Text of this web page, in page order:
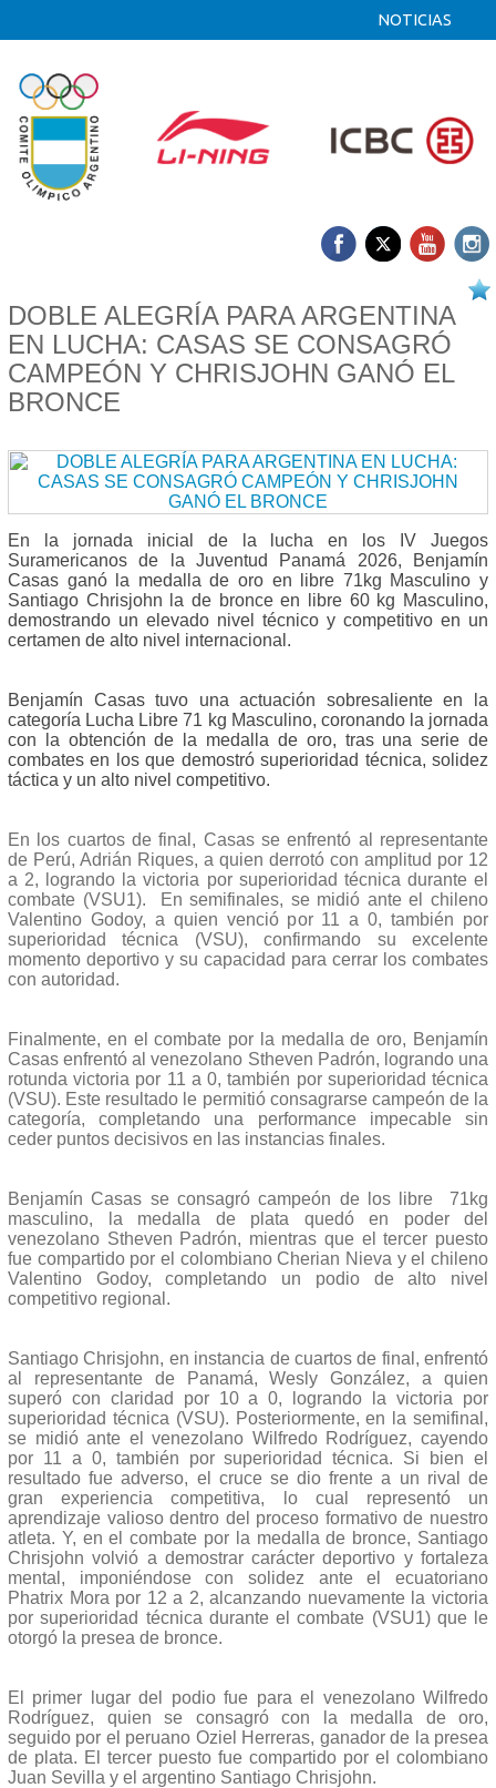
NOTICIAS
DOBLE ALEGRÍA PARA ARGENTINA
EN LUCHA: CASAS SE CONSAGRÓ
CAMPEÓN Y CHRISJOHN GANÓ EL
BRONCE
En la jornada inicial de la lucha en los IV Juegos
Suramericanos de la Juventud Panamá 2026, Benjamín
Casas ganó la medalla de oro en libre 71kg Masculino y
Santiago Chrisjohn la de bronce en libre 60 kg Masculino,
demostrando un elevado nivel técnico y competitivo en un
certamen de alto nivel internacional.
Benjamín Casas tuvo una actuación sobresaliente en la
categoría Lucha Libre 71 kg Masculino, coronando la jornada
con la obtención de la medalla de oro, tras una serie de
combates en los que demostró superioridad técnica, solidez
táctica y un alto nivel competitivo.
En los cuartos de final, Casas se enfrentó al representante
de Perú, Adrián Riques, a quien derrotó con amplitud por 12
a 2, logrando la victoria por superioridad técnica durante el
combate (VSU1). En semifinales, se midió ante el chileno
Valentino Godoy, a quien venció por 11 a 0, también por
superioridad técnica (VSU), confirmando su excelente
momento deportivo y su capacidad para cerrar los combates
con autoridad.
Finalmente, en el combate por la medalla de oro, Benjamín
Casas enfrentó al venezolano Stheven Padrón, logrando una
rotunda victoria por 11 a 0, también por superioridad técnica
(VSU). Este resultado le permitió consagrarse campeón de la
categoría, completando una performance impecable sin
ceder puntos decisivos en las instancias finales.
Benjamín Casas se consagró campeón de los libre 71kg
masculino, la medalla de plata quedó en poder del
venezolano Stheven Padrón, mientras que el tercer puesto
fue compartido por el colombiano Cherian Nieva y el chileno
Valentino Godoy, completando un podio de alto nivel
competitivo regional.
Santiago Chrisjohn, en instancia de cuartos de final, enfrentó
al representante de Panamá, Wesly González, a quien
superó con claridad por 10 a 0, logrando la victoria por
superioridad técnica (VSU). Posteriormente, en la semifinal,
se midió ante el venezolano Wilfredo Rodríguez, cayendo
por 11 a 0, también por superioridad técnica. Si bien el
resultado fue adverso, el cruce se dio frente a un rival de
gran experiencia competitiva, lo cual representó un
aprendizaje valioso dentro del proceso formativo de nuestro
atleta. Y, en el combate por la medalla de bronce, Santiago
Chrisjohn volvió a demostrar carácter deportivo y fortaleza
mental, imponiéndose con solidez ante el ecuatoriano
Phatrix Mora por 12 a 2, alcanzando nuevamente la victoria
por superioridad técnica durante el combate (VSU1) que le
otorgó la presea de bronce.
El primer lugar del podio fue para el venezolano Wilfredo
Rodríguez, quien se consagró con la medalla de oro,
seguido por el peruano Oziel Herreras, ganador de la presea
de plata. El tercer puesto fue compartido por el colombiano
Juan Sevilla y el argentino Santiago Chrisjohn.